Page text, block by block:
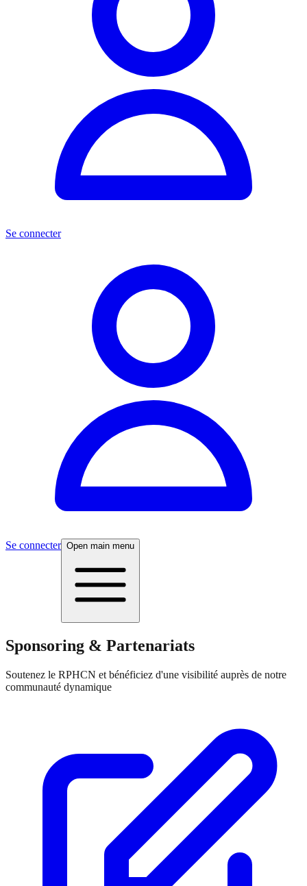
Se connecter
Se connecter Open main menu
Sponsoring & Partenariats
Soutenez le RPHCN et bénéficiez d'une visibilité auprès de notre
communauté dynamique